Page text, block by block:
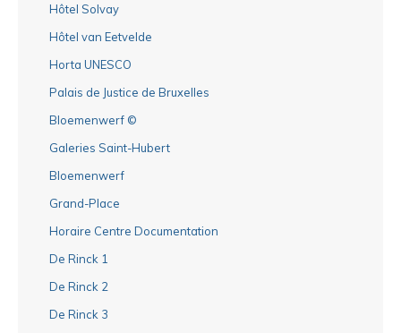
Hôtel Solvay
Hôtel van Eetvelde
Horta UNESCO
Palais de Justice de Bruxelles
Bloemenwerf ©
Galeries Saint-Hubert
Bloemenwerf
Grand-Place
Horaire Centre Documentation
De Rinck 1
De Rinck 2
De Rinck 3